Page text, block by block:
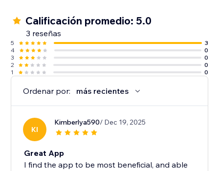
Calificación promedio: 5.0
3 reseñas
5
3
4
0
3
0
2
0
1
0
Ordenar por: más recientes
KI
Kimberlya590/ Dec 19, 2025
Great App
I find the app to be most beneficial, and able